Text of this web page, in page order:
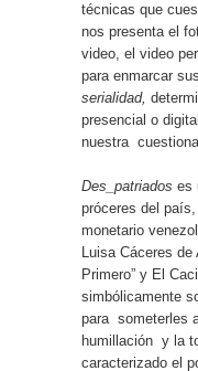
técnicas que
nos presenta el
video, el video
para enmarcar
serialidad,
presencial o
nuestra
Des_patriados es
próceres del
monetario
Luisa Cáceres
Primero” y El
simbólicamente
para someterles
humillación y la
caracterizado el